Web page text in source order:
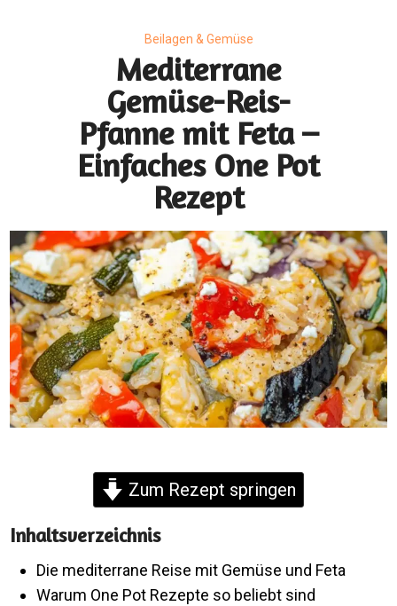
Beilagen & Gemüse
Mediterrane
Gemüse-Reis-
Pfanne mit Feta –
Einfaches One Pot
Rezept
Zum Rezept springen
Inhaltsverzeichnis
Die mediterrane Reise mit Gemüse und Feta
Warum One Pot Rezepte so beliebt sind